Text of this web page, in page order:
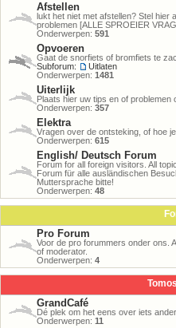
Afstellen
lukt het niet met afstellen? Stel hier
problemen [ALLE SPROEIER
Onderwerpen: 591
Opvoeren
Gaat de snorfiets of bromfiets te
Subforum:
Uitlaten
Onderwerpen: 1481
Uiterlijk
Plaats hier uw tips en of problemen
Onderwerpen: 357
Elektra
Vragen over de ontsteking, of hoe
Onderwerpen: 615
English/ Deutsch Forum
Forum for all foreign visitors. All
Forum für alle ausländischen
Muttersprache bitte!
Onderwerpen: 48
Pro Forum
Voor de pro forummers onder ons.
of moderator.
Onderwerpen: 4
GrandCafé
Dé plek om het eens over iets
Onderwerpen: 11